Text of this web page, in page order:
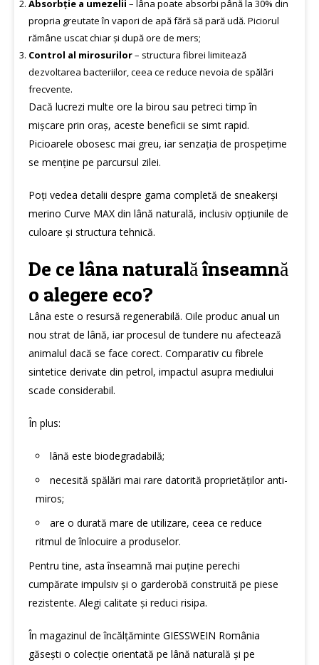
Absorbție a umezelii – lâna poate absorbi până la 30% din
propria greutate în vapori de apă fără să pară udă. Piciorul
rămâne uscat chiar și după ore de mers;
Control al mirosurilor– structura fibrei limitează
dezvoltarea bacteriilor, ceea ce reduce nevoia de spălări
frecvente.
Dacă lucrezi multe ore la birou sau petreci timp în
mișcare prin oraș, aceste beneficii se simt rapid.
Picioarele obosesc mai greu, iar senzația de prospețime
se menține pe parcursul zilei.
Poți vedea detalii despre gama completă de sneakerși
merino Curve MAX din lână naturală, inclusiv opțiunile de
culoare și structura tehnică.
De ce lâna naturală înseamnă
o alegere eco?
Lâna este o resursă regenerabilă. Oile produc anual un
nou strat de lână, iar procesul de tundere nu afectează
animalul dacă se face corect. Comparativ cu fibrele
sintetice derivate din petrol, impactul asupra mediului
scade considerabil.
În plus:
lână este biodegradabilă;
necesită spălări mai rare datorită proprietăților anti-
miros;
are o durată mare de utilizare, ceea ce reduce
ritmul de înlocuire a produselor.
Pentru tine, asta înseamnă mai puține perechi
cumpărate impulsiv și o garderobă construită pe piese
rezistente. Alegi calitate și reduci risipa.
În magazinul de încălțăminte GIESSWEIN România
găsești o colecție orientată pe lână naturală și pe